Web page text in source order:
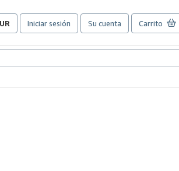
Iniciar sesión Su cuenta Carrito